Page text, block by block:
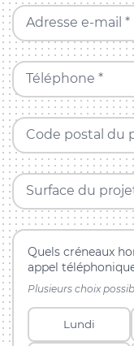
Adresse e-mail *
Téléphone *
Code postal du
Surface du
Quels créneaux
appel
Plusieurs choix
Lundi